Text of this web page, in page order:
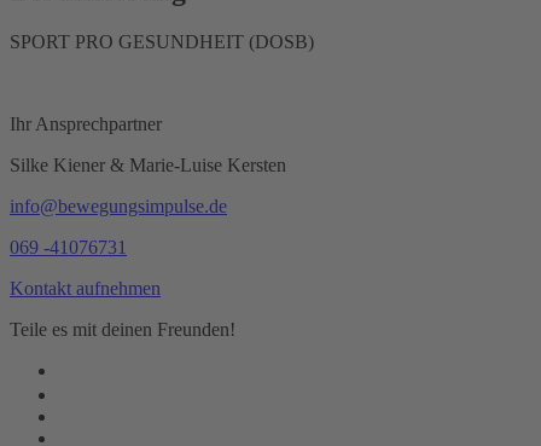
SPORT PRO GESUNDHEIT (DOSB)
Ihr Ansprechpartner
Silke Kiener & Marie-Luise Kersten
info@bewegungsimpulse.de
069 -41076731
Kontakt aufnehmen
Teile es mit deinen Freunden!